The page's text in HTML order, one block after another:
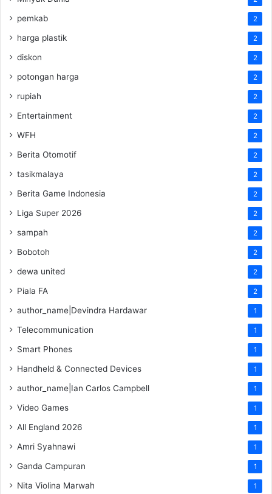
pemkab 2
harga plastik 2
diskon 2
potongan harga 2
rupiah 2
Entertainment 2
WFH 2
Berita Otomotif 2
tasikmalaya 2
Berita Game Indonesia 2
Liga Super 2026 2
sampah 2
Bobotoh 2
dewa united 2
Piala FA 2
author_name|Devindra Hardawar 1
Telecommunication 1
Smart Phones 1
Handheld & Connected Devices 1
author_name|Ian Carlos Campbell 1
Video Games 1
All England 2026 1
Amri Syahnawi 1
Ganda Campuran 1
Nita Violina Marwah 1